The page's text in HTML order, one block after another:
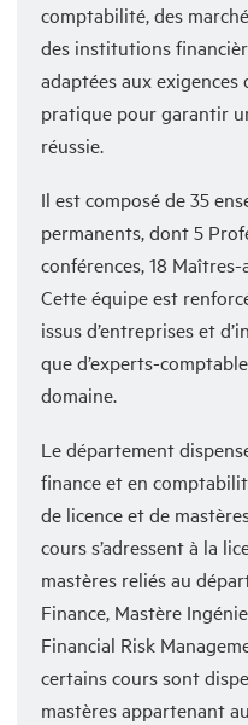
comptabilité, des
des institutions
adaptées aux
pratique pour garantir
réussie.
Il est composé de 35
permanents, dont 5
conférences, 18
Cette équipe est
issus d’entreprises et
que d’experts-
domaine.
Le département
finance et en
de licence et de
cours s’adressent à la
mastères reliés au
Finance, Mastère
Financial Risk
certains cours sont
mastères appartenant